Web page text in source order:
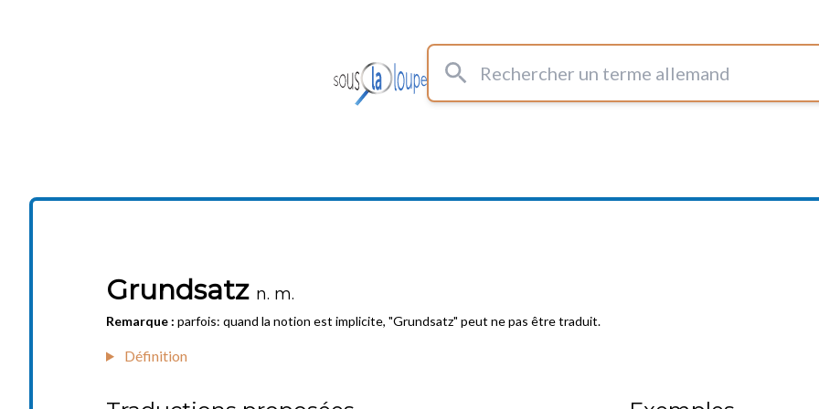
Rechercher un terme allemand
Grundsatz n. m.
Remarque : parfois: quand la notion est implicite, "Grundsatz" peut ne pas être traduit.
Définition